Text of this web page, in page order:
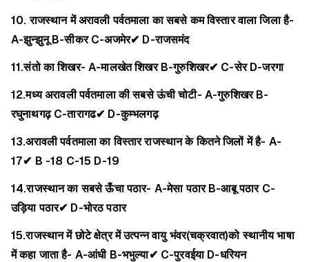
10. राजस्थान में अरावली पर्वतमाला का सबसे कम विस्तार वाला जिला है-
A-झुन्झुनू B-सीकर C-अजमेर✔ D-राजसमंद
11.संतो का शिखर- A-मालखेत शिखर B-गुरुशिखर✔ C-सेर D-जरगा
12.मध्य अरावली पर्वतमाला की सबसे ऊंची चोटी- A-गुरुशिखर B-
रघुनाथगढ़ C-तारागढ✔ D-कुम्भलगढ़
13.अरावली पर्वतमाला का विस्तार राजस्थान के कितने जिलों में है- A-
17✔ B -18 C-15 D-19
14.राजस्थान का सबसे ऊँचा पठार- A-मेसा पठार B-आबू पठार C-
उड़िया पठार✔ D-भोरठ पठार
15.राजस्थान में छोटे क्षेत्र में उत्पन्न वायु भंवर(चक्रवात)को स्थानीय भाषा
में कहा जाता है- A-आंधी B-भभुल्या✔ C-पुरवईया D-धरियन